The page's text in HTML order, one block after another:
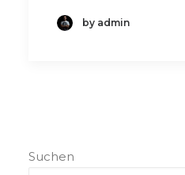
by admin
Suchen